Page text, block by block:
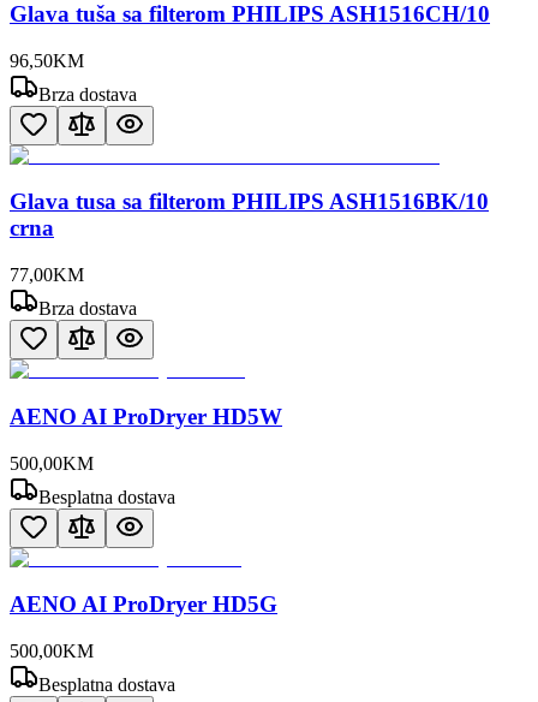
Glava tuša sa filterom PHILIPS ASH1516CH/10
96,50KM
Brza dostava
Glava tusa sa filterom PHILIPS ASH1516BK/10
crna
77,00KM
Brza dostava
AENO AI ProDryer HD5W
500,00KM
Besplatna dostava
AENO AI ProDryer HD5G
500,00KM
Besplatna dostava